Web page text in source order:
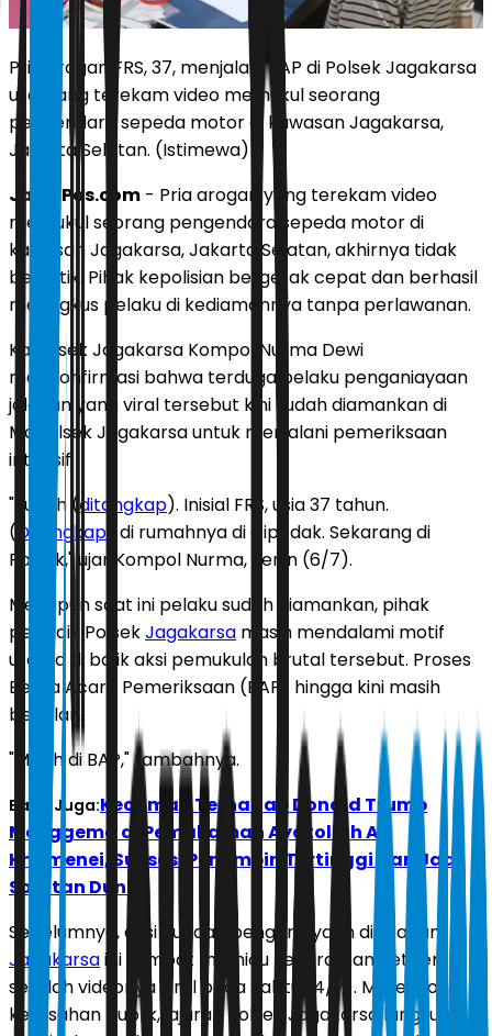
Pria arogan FRS, 37, menjalani BAP di Polsek Jagakarsa
usai yang terekam video memukul seorang
pengendara sepeda motor di kawasan Jagakarsa,
Jakarta Selatan. (Istimewa)
JawaPos.com - Pria arogan yang terekam video
memukul seorang pengendara sepeda motor di
kawasan Jagakarsa, Jakarta Selatan, akhirnya tidak
berkutik. Pihak kepolisian bergerak cepat dan berhasil
meringkus pelaku di kediamannya tanpa perlawanan.
Kapolsek Jagakarsa Kompol Nurma Dewi
mengonfirmasi bahwa terduga pelaku penganiayaan
jalanan yang viral tersebut kini sudah diamankan di
Mapolsek Jagakarsa untuk menjalani pemeriksaan
intensif.
"Sudah (ditangkap). Inisial FRS, usia 37 tahun.
( Ditangkap ) di rumahnya di Cipedak. Sekarang di
Polsek," ujar Kompol Nurma, Senin (6/7).
Meskipun saat ini pelaku sudah diamankan, pihak
penyidik PolsekJagakarsa masih mendalami motif
utama di balik aksi pemukulan brutal tersebut. Proses
Berita Acara Pemeriksaan (BAP) hingga kini masih
berjalan.
"Masih di BAP," tambahnya.
Baca Juga:Kecaman Terhadap Donald Trump
Menggema di Pemakaman Ayatollah Ali
Khamenei, Suksesi Pemimpin Tertinggi Iran Jadi
Sorotan Dunia
Sebelumnya, aksi dugaan penganiayaan di jalanan
Jagakarsaini sempat memicu kegeraman netizen
setelah videonya viral pada Sabtu (4/7). Merespons
keresahan publik, jajaran Polsek Jagakarsa langsung